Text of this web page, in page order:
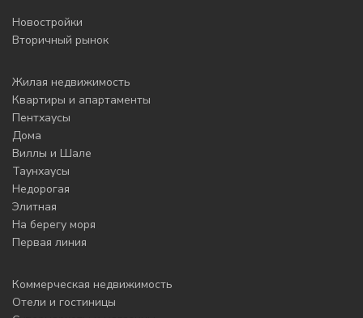
Новостройки
Вторичный рынок
Жилая недвижимость
Квартиры и апартаменты
Пентхаусы
Дома
Виллы и Шале
Таунхаусы
Недорогая
Элитная
На берегу моря
Первая линия
Коммерческая недвижимость
Отели и гостиницы